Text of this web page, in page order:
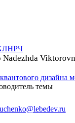
ЛНРЧ
Nadezhda
дизайна
темы